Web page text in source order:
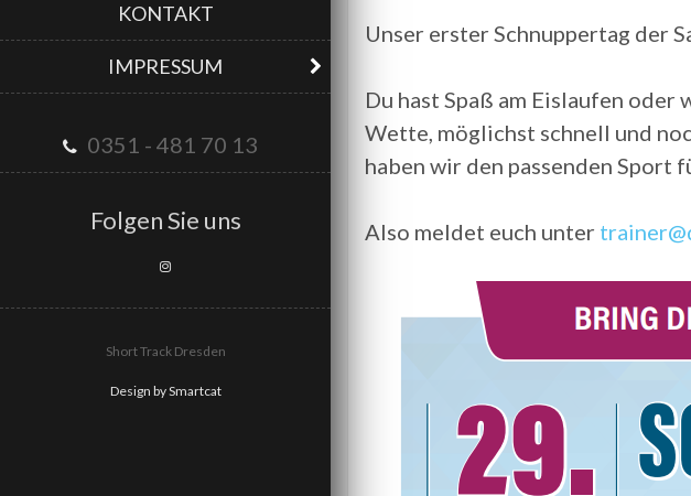
KONTAKT
IMPRESSUM
0351 - 481 70 13
Folgen Sie uns
Short Track Dresden
Design by Smartcat
Unser erster Schnuppertag der
Du hast Spaß am Eislaufen
Wette, möglichst schnell und
haben wir den passenden Sport
Also meldet euch unter